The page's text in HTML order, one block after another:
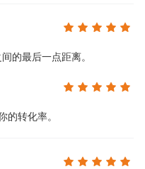
的最后一点距离。
的转化率。